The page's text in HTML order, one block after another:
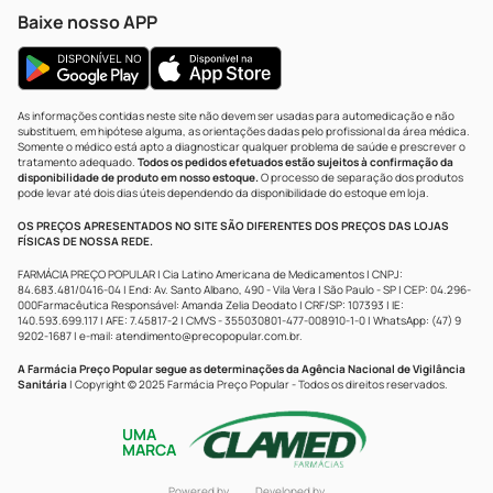
Baixe nosso APP
As informações contidas neste site não devem ser usadas para automedicação e não
substituem, em hipótese alguma, as orientações dadas pelo profissional da área médica.
Somente o médico está apto a diagnosticar qualquer problema de saúde e prescrever o
tratamento adequado. Todos os pedidos efetuados estão sujeitos à confirmação da
disponibilidade de produto em nosso estoque.O processo de separação dos produtos
pode levar até dois dias úteis dependendo da disponibilidade do estoque em loja.
OS PREÇOS APRESENTADOS NO SITE SÃO DIFERENTES DOS PREÇOS DAS LOJAS
FÍSICAS DE NOSSA REDE.
FARMÁCIA PREÇO POPULAR | Cia Latino Americana de Medicamentos | CNPJ:
84.683.481/0416-04 | End: Av. Santo Albano, 490 - Vila Vera | São Paulo - SP | CEP: 04.296-
000Farmacêutica Responsável: Amanda Zelia Deodato | CRF/SP: 107393 | IE:
140.593.699.117 | AFE: 7.45817-2 | CMVS - 355030801-477-008910-1-0 | WhatsApp: (47) 9
9202-1687 | e-mail: atendimento@precopopular.com.br.
A Farmácia Preço Popular segue as determinações da Agência Nacional de Vigilância
Sanitária | Copyright © 2025 Farmácia Preço Popular - Todos os direitos reservados.
UMA
MARCA